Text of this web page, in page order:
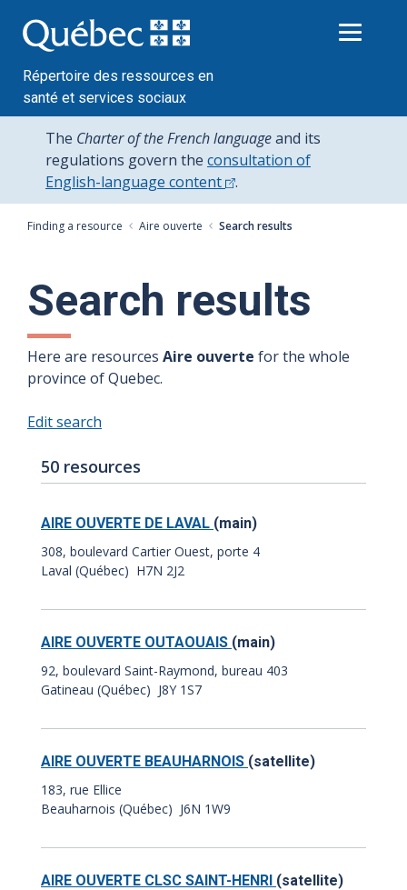
au
contenu
Répertoire des ressources en
santé et services sociaux
The Charter of the French languageand its
regulations govern the consultation of
English-language content
.
Finding a resource Aire ouverte Search results
Search results
Here are resources Aire ouverte for the whole
province of Quebec.
Edit search
Number
of
results:
50 resources
AIRE OUVERTE DE LAVAL (main)
308, boulevard Cartier Ouest, porte 4
Laval (Québec) H7N 2J2
AIRE OUVERTE OUTAOUAIS (main)
92, boulevard Saint-Raymond, bureau 403
Gatineau (Québec) J8Y 1S7
AIRE OUVERTE BEAUHARNOIS (satellite)
183, rue Ellice
Beauharnois (Québec) J6N 1W9
AIRE OUVERTE CLSC SAINT-HENRI (satellite)